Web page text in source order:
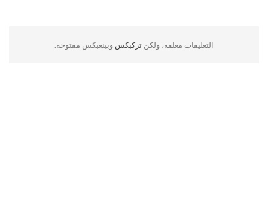
التعليقات مغلقة، ولكن تركبكس وبينغبكس مفتوحة.